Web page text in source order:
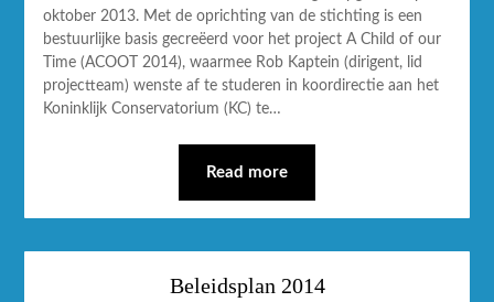
oktober 2013. Met de oprichting van de stichting is een
bestuurlijke basis gecreëerd voor het project A Child of our
Time (ACOOT 2014), waarmee Rob Kaptein (dirigent, lid
projectteam) wenste af te studeren in koordirectie aan het
Koninklijk Conservatorium (KC) te…
Read more
Beleidsplan 2014